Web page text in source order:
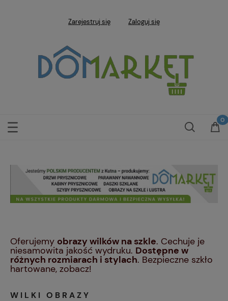
Zarejestruj się Zaloguj się
Oferujemy obrazy wilków na szkle. Cechuje je
niesamowita jakość wydruku. Dostępne w
różnych rozmiarach i stylach. Bezpieczne szkło
hartowane, zobacz!
WILKI OBRAZY